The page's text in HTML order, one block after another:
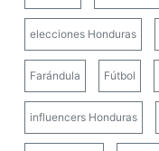
elecciones Honduras
Farándula Fútbol
influencers Honduras